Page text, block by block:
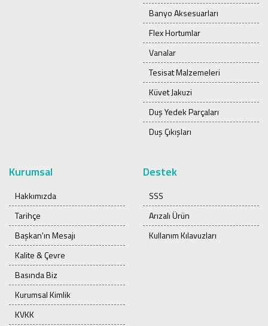
Banyo Aksesuarları
Flex Hortumlar
Vanalar
Tesisat Malzemeleri
Küvet Jakuzi
Duş Yedek Parçaları
Duş Çıkışları
Kurumsal
Hakkımızda
Tarihçe
Başkan'ın Mesajı
Kalite & Çevre
Basında Biz
Kurumsal Kimlik
KVKK
Destek
SSS
Arızalı Ürün
Kullanım Kılavuzları